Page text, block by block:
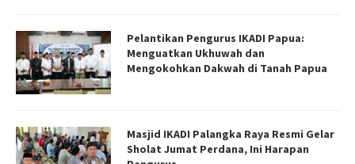
Pelantikan Pengurus IKADI Papua:
Menguatkan Ukhuwah dan
Mengokohkan Dakwah di Tanah Papua
Masjid IKADI Palangka Raya Resmi Gelar
Sholat Jumat Perdana, Ini Harapan